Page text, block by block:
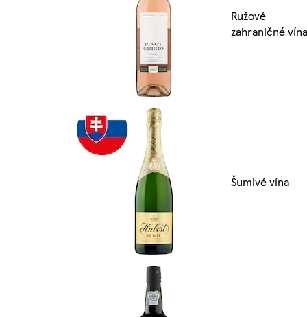
Ružové
zahraničné vína
Šumivé vína